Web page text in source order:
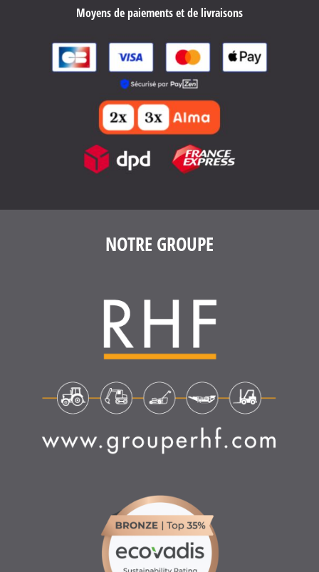
Moyens de paiements et de livraisons
NOTRE GROUPE